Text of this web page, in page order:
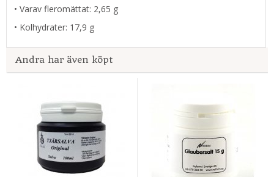
• Varav fleromättat: 2,65 g
• Kolhydrater: 17,9 g
Andra har även köpt